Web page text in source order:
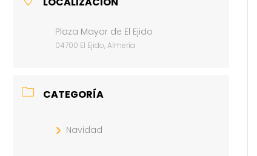
Plaza Mayor de El Ejido
04700 El Ejido, Almería
CATEGORÍA
Navidad